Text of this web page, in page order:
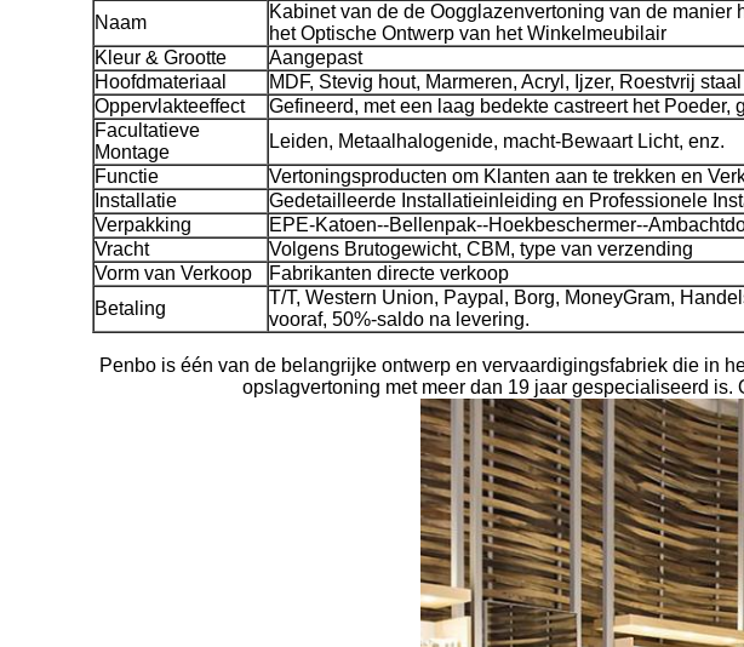
Naam
Kabinet van de de Oogglazenvertoning van de manier
het Optische Ontwerp van het Winkelmeubilair
Kleur & Grootte
Aangepast
Hoofdmateriaal
MDF, Stevig hout, Marmeren, Acryl, Ijzer, Roestvrij staal
Oppervlakteeffect
Gefineerd, met een laag bedekte castreert het Poeder,
Facultatieve
Montage
Leiden, Metaalhalogenide, macht-Bewaart Licht, enz.
Functie
Vertoningsproducten om Klanten aan te trekken en
Installatie
Gedetailleerde Installatieinleiding en Professionele
Verpakking
EPE-Katoen--Bellenpak--Hoekbeschermer--
Vracht
Volgens Brutogewicht, CBM, type van verzending
Vorm van Verkoop
Fabrikanten directe verkoop
Betaling
T/T, Western Union, Paypal, Borg, MoneyGram,
vooraf, 50%-saldo na levering.
Penbo is één van de belangrijke ontwerp en vervaardigingsfabriek die in
opslagvertoning met meer dan 19 jaar gespecialiseerd